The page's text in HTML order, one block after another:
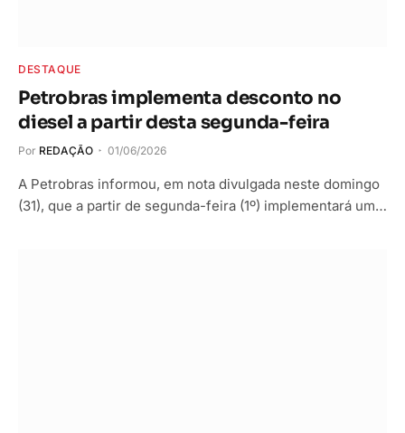
DESTAQUE
Petrobras implementa desconto no
diesel a partir desta segunda-feira
Por REDAÇÃO 01/06/2026
A Petrobras informou, em nota divulgada neste domingo
(31), que a partir de segunda-feira (1º) implementará um…